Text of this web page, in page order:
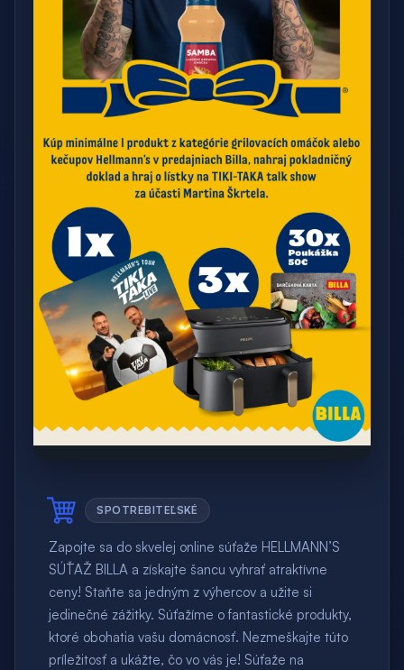
SPOTREBITEĽSKÉ
Zapojte sa do skvelej online súťaže HELLMANN’S
SÚŤAŽ BILLA a získajte šancu vyhrať atraktívne
ceny! Staňte sa jedným z výhercov a užite si
jedinečné zážitky. Súťažíme o fantastické produkty,
ktoré obohatia vašu domácnosť. Nezmeškajte túto
príležitosť a ukážte, čo vo vás je! Súťaže na